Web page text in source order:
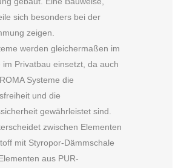
sich besonders bei der
zeigen.
werden gleichermaßen im
im Privatbau einsetzt, da auch
Systeme die
und die
gewährleistet sind.
zwischen Elementen
mit Styropor-Dämmschale
aus PUR-